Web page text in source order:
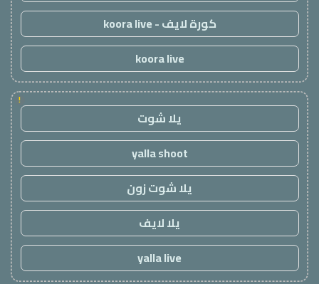
كورة لايف - koora live
koora live
!
يلا شوت
yalla shoot
يلا شوت زون
يلا لايف
yalla live